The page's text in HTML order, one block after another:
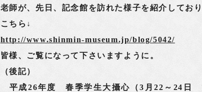
老師が、先日、記念館を訪れた様子を紹介しており
こちら↓
http://www.shinmin-museum.jp/blog/5042/
皆様、ご覧になって下さいますように。
（後記）
平成26年度 春季学生大攝心（3月22～24日